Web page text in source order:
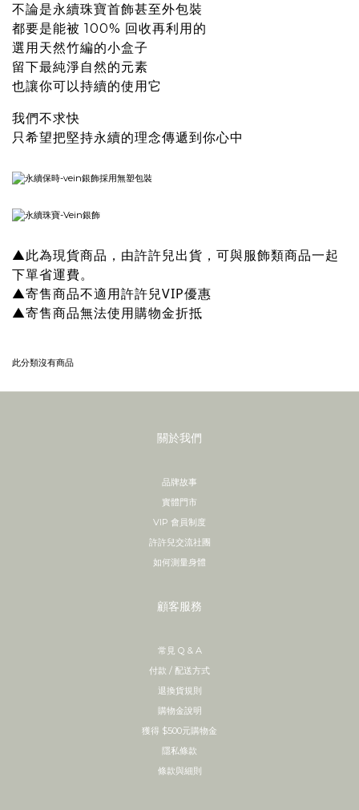
不論是永續珠寶首飾甚至外包裝
都要是能被 100% 回收再利用的
選用天然竹編的小盒子
留下最純淨自然的元素
也讓你可以持續的使用它
我們不求快
只希望把堅持永續的理念傳遞到你心中
▲此為現貨商品，由許許兒出貨，可與服飾類商品一起
下單省運費。
▲寄售商品不適用許許兒VIP優惠
▲寄售商品無法使用購物金折抵
此分類沒有商品
關於我們
品牌故事
實體門市
VIP 會員制度
許許兒交流社團
如何測量身體
顧客服務
常見 Q & A
付款 / 配送方式
退換貨規則
購物金說明
獲得 $500元購物金
隱私條款
條款與細則